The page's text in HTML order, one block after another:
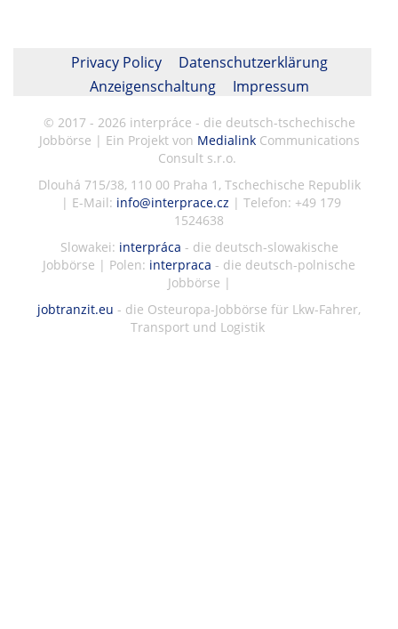
Privacy Policy
Datenschutzerklärung
Anzeigenschaltung
Impressum
© 2017 - 2026 interpráce - die deutsch-tschechische
Jobbörse | Ein Projekt von MedialinkCommunications
Consult s.r.o.
Dlouhá 715/38, 110 00 Praha 1, Tschechische Republik
| E-Mail: info@interprace.cz | Telefon: +49 179
1524638
Slowakei: interpráca - die deutsch-slowakische
Jobbörse | Polen: interpraca - die deutsch-polnische
Jobbörse |
jobtranzit.eu - die Osteuropa-Jobbörse für Lkw-Fahrer,
Transport und Logistik